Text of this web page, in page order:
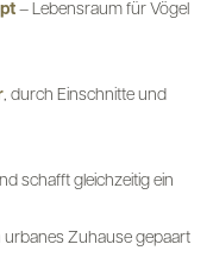
– Lebensraum für Vögel
, durch Einschnitte und
schafft gleichzeitig ein
urbanes Zuhause gepaart